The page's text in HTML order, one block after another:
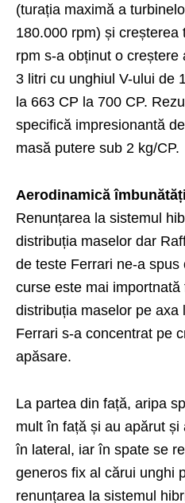
(turația maximă a
180.000 rpm) și
rpm s-a obținut o
3 litri cu unghiul V-ului de
la 663 CP la 700 CP.
specifică impresionantă
masă putere sub 2 kg/CP.
Aerodinamică
Renunțarea la sistemul
distribuția maselor dar
de teste Ferrari ne-a
curse este mai
distribuția maselor pe axa
Ferrari s-a concentrat pe
apăsare.
La partea din față, aripa
mult în față și au apărut
în lateral, iar în spate se
generos fix al cărui unghi
renunțarea la sistemul